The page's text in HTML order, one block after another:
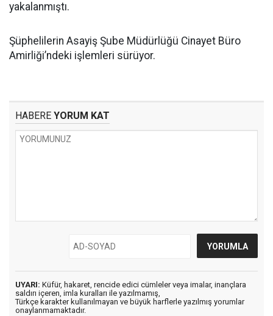
yakalanmıştı.
Şüphelilerin Asayiş Şube Müdürlüğü Cinayet Büro
Amirliği’ndeki işlemleri sürüyor.
HABERE YORUM KAT
UYARI: Küfür, hakaret, rencide edici cümleler veya imalar, inançlara
saldırı içeren, imla kuralları ile yazılmamış,
Türkçe karakter kullanılmayan ve büyük harflerle yazılmış yorumlar
onaylanmamaktadır.